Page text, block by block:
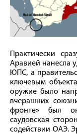
Практически
Аравией нанесла
ЮПС, а
ключевым
оружие было
вчерашних
фронте» был
саудовская
содействии ОАЭ.